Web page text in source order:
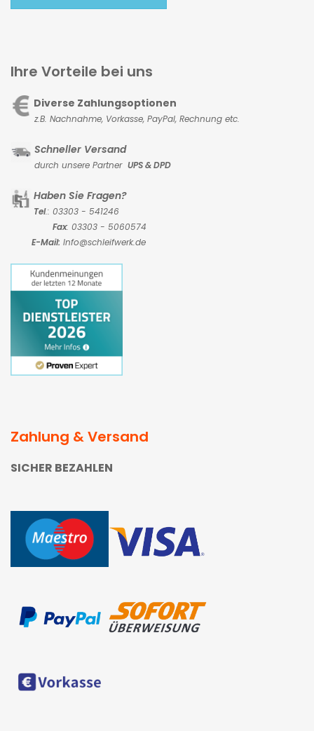
Ihre Vorteile bei uns
Diverse Zahlungsoptionen
z.B. Nachnahme, Vorkasse, PayPal, Rechnung etc.
Schneller Versand
durch unsere Partner UPS & DPD
Haben Sie Fragen?
Tel.: 03303 - 541246
Fax: 03303 - 5060574
E-Mail: Info@schleifwerk.de
Zahlung & Versand
SICHER BEZAHLEN